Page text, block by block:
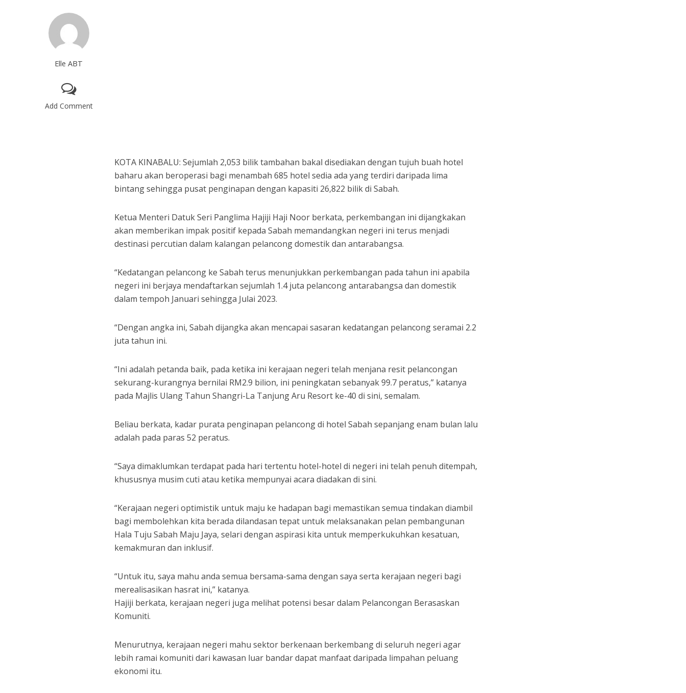
Elle ABT
Add Comment
KOTA KINABALU: Sejumlah 2,053 bilik tambahan bakal disediakan dengan tujuh buah hotel
baharu akan beroperasi bagi menambah 685 hotel sedia ada yang terdiri daripada lima
bintang sehingga pusat penginapan dengan kapasiti 26,822 bilik di Sabah.
Ketua Menteri Datuk Seri Panglima Hajiji Haji Noor berkata, perkembangan ini dijangkakan
akan memberikan impak positif kepada Sabah memandangkan negeri ini terus menjadi
destinasi percutian dalam kalangan pelancong domestik dan antarabangsa.
“Kedatangan pelancong ke Sabah terus menunjukkan perkembangan pada tahun ini apabila
negeri ini berjaya mendaftarkan sejumlah 1.4 juta pelancong antarabangsa dan domestik
dalam tempoh Januari sehingga Julai 2023.
“Dengan angka ini, Sabah dijangka akan mencapai sasaran kedatangan pelancong seramai 2.2
juta tahun ini.
“Ini adalah petanda baik, pada ketika ini kerajaan negeri telah menjana resit pelancongan
sekurang-kurangnya bernilai RM2.9 bilion, ini peningkatan sebanyak 99.7 peratus,” katanya
pada Majlis Ulang Tahun Shangri-La Tanjung Aru Resort ke-40 di sini, semalam.
Beliau berkata, kadar purata penginapan pelancong di hotel Sabah sepanjang enam bulan lalu
adalah pada paras 52 peratus.
“Saya dimaklumkan terdapat pada hari tertentu hotel-hotel di negeri ini telah penuh ditempah,
khususnya musim cuti atau ketika mempunyai acara diadakan di sini.
“Kerajaan negeri optimistik untuk maju ke hadapan bagi memastikan semua tindakan diambil
bagi membolehkan kita berada dilandasan tepat untuk melaksanakan pelan pembangunan
Hala Tuju Sabah Maju Jaya, selari dengan aspirasi kita untuk memperkukuhkan kesatuan,
kemakmuran dan inklusif.
“Untuk itu, saya mahu anda semua bersama-sama dengan saya serta kerajaan negeri bagi
merealisasikan hasrat ini,” katanya.
Hajiji berkata, kerajaan negeri juga melihat potensi besar dalam Pelancongan Berasaskan
Komuniti.
Menurutnya, kerajaan negeri mahu sektor berkenaan berkembang di seluruh negeri agar
lebih ramai komuniti dari kawasan luar bandar dapat manfaat daripada limpahan peluang
ekonomi itu.